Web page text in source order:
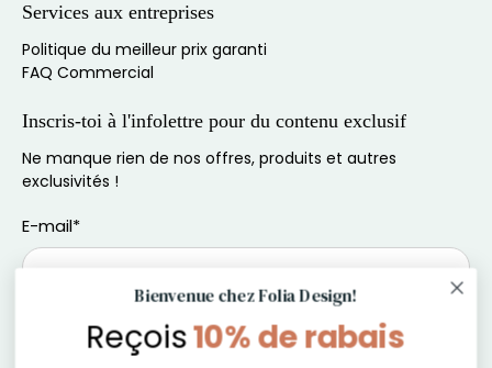
Services aux entreprises
Politique du meilleur prix garanti
FAQ Commercial
Inscris-toi à l'infolettre pour du contenu exclusif
Ne manque rien de nos offres, produits et autres
exclusivités !
E-mail*
S'inscrire
Bienvenue chez Folia Design!
Reçois10% de rabais